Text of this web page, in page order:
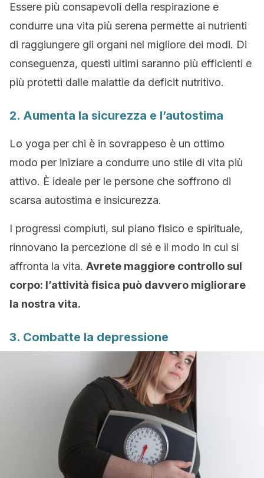
Essere più consapevoli della respirazione e
condurre una vita più serena permette ai nutrienti
di raggiungere gli organi nel migliore dei modi. Di
conseguenza, questi ultimi saranno più efficienti e
più protetti dalle malattie da deficit nutritivo.
2. Aumenta la sicurezza e l’autostima
Lo yoga per chi è in sovrappeso è un ottimo
modo per iniziare a condurre uno stile di vita più
attivo. È ideale per le persone che soffrono di
scarsa autostima e insicurezza.
I progressi compiuti, sul piano fisico e spirituale,
rinnovano la percezione di sé e il modo in cui si
affronta la vita. Avrete maggiore controllo sul
corpo: l’attività fisica può davvero migliorare
la nostra vita.
3. Combatte la depressione